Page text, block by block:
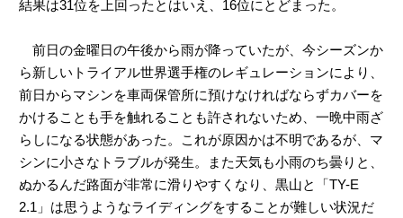
結果は31位を上回ったとはいえ、16位にとどまった。
前日の金曜日の午後から雨が降っていたが、今シーズンか
ら新しいトライアル世界選手権のレギュレーションにより、
前日からマシンを車両保管所に預けなければならずカバーを
かけることも手を触れることも許されないため、一晩中雨ざ
らしになる状態があった。これが原因かは不明であるが、マ
シンに小さなトラブルが発生。また天気も小雨のち曇りと、
ぬかるんだ路面が非常に滑りやすくなり、黒山と「TY-E
2.1」は思うようなライディングをすることが難しい状況だ